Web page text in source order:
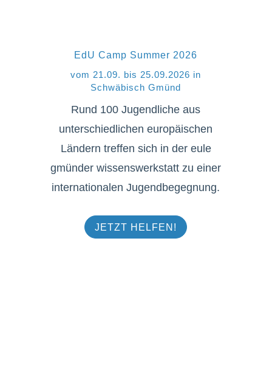
EdU Camp Summer 2026
vom 21.09. bis 25.09.2026 in
Schwäbisch Gmünd
Rund 100 Jugendliche aus
unterschiedlichen europäischen
Ländern treffen sich in der eule
gmünder wissenswerkstatt zu einer
internationalen Jugendbegegnung.
JETZT HELFEN!